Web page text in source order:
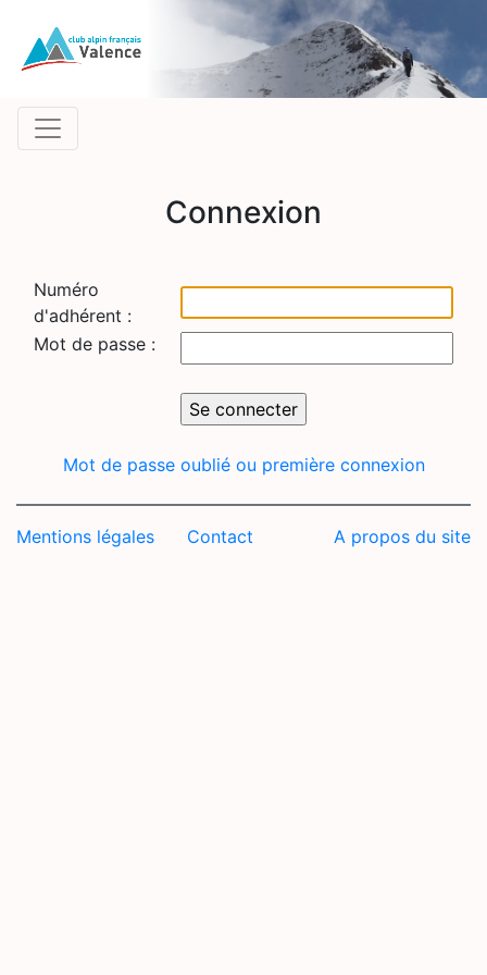
Connexion
Numéro
d'adhérent :
Mot de passe :
Mot de passe oublié ou première connexion
Mentions légales Contact A propos du site